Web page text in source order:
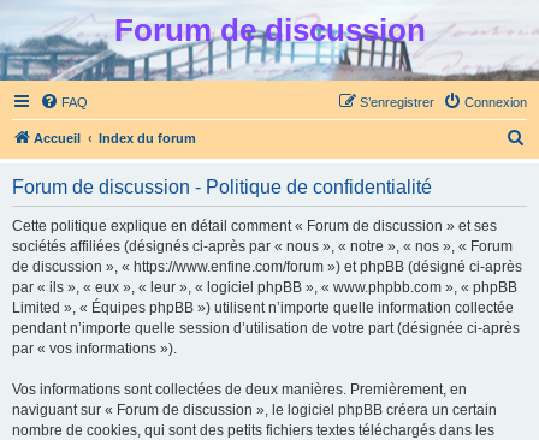
Forum de discussion
FAQ Connexion
S’enregistrer
Accueil Index du forum
Forum de discussion - Politique de confidentialité
Cette politique explique en détail comment « Forum de discussion » et ses
sociétés affiliées (désignés ci-après par « nous », « notre », « nos », « Forum
de discussion », « https://www.enfine.com/forum ») et phpBB (désigné ci-après
par « ils », « eux », « leur », « logiciel phpBB », « www.phpbb.com », « phpBB
Limited », « Équipes phpBB ») utilisent n’importe quelle information collectée
pendant n’importe quelle session d’utilisation de votre part (désignée ci-après
par « vos informations »).
Vos informations sont collectées de deux manières. Premièrement, en
naviguant sur « Forum de discussion », le logiciel phpBB créera un certain
nombre de cookies, qui sont des petits fichiers textes téléchargés dans les